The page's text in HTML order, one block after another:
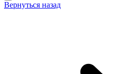
Вернуться назад